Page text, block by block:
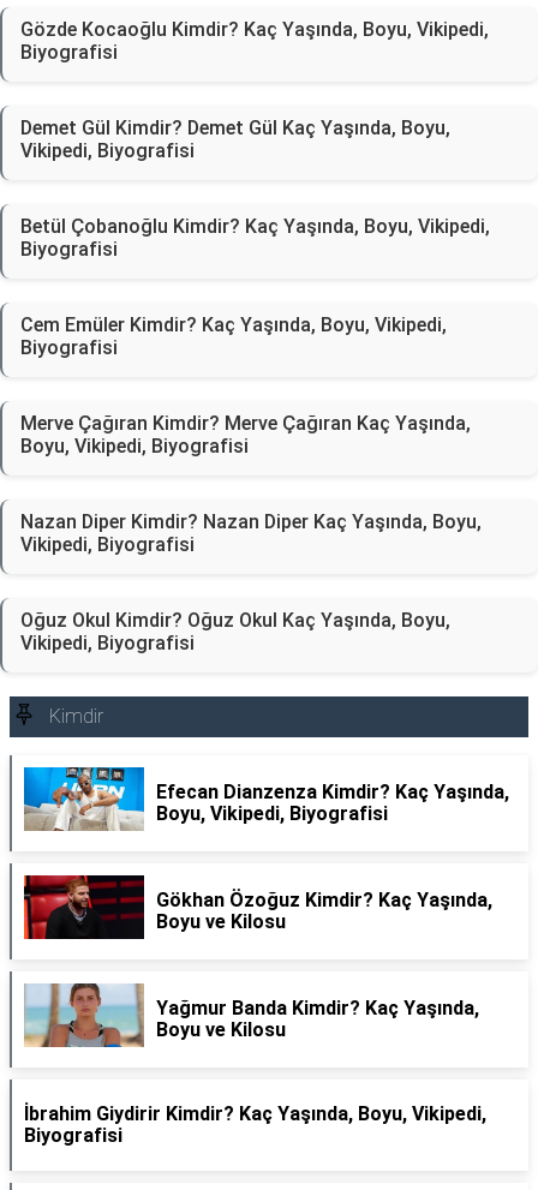
Gözde Kocaoğlu Kimdir? Kaç Yaşında, Boyu, Vikipedi,
Biyografisi
Demet Gül Kimdir? Demet Gül Kaç Yaşında, Boyu,
Vikipedi, Biyografisi
Betül Çobanoğlu Kimdir? Kaç Yaşında, Boyu, Vikipedi,
Biyografisi
Cem Emüler Kimdir? Kaç Yaşında, Boyu, Vikipedi,
Biyografisi
Merve Çağıran Kimdir? Merve Çağıran Kaç Yaşında,
Boyu, Vikipedi, Biyografisi
Nazan Diper Kimdir? Nazan Diper Kaç Yaşında, Boyu,
Vikipedi, Biyografisi
Oğuz Okul Kimdir? Oğuz Okul Kaç Yaşında, Boyu,
Vikipedi, Biyografisi
Kimdir
Efecan Dianzenza Kimdir? Kaç Yaşında,
Boyu, Vikipedi, Biyografisi
Gökhan Özoğuz Kimdir? Kaç Yaşında,
Boyu ve Kilosu
Yağmur Banda Kimdir? Kaç Yaşında,
Boyu ve Kilosu
İbrahim Giydirir Kimdir? Kaç Yaşında, Boyu, Vikipedi,
Biyografisi